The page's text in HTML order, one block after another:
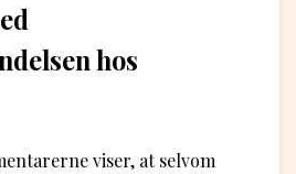
hos
viser, at selvom